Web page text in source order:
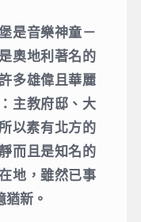
是音樂神童－
奧地利著名的
多雄偉且華麗
主教府邸、大
以素有北方的
而且是知名的
地，雖然已事
猶新。